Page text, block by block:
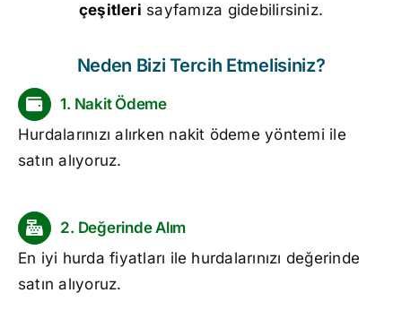
çeşitleri sayfamıza gidebilirsiniz.
Neden Bizi Tercih Etmelisiniz?
1. Nakit Ödeme
Hurdalarınızı alırken nakit ödeme yöntemi ile
satın alıyoruz.
2. Değerinde Alım
En iyi hurda fiyatları ile hurdalarınızı değerinde
satın alıyoruz.